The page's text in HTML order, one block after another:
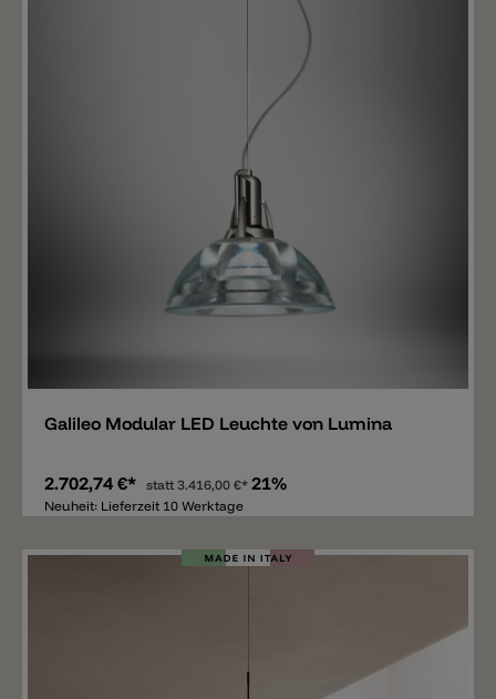
Galileo Modular LED Leuchte von Lumina
2.702,74 €* statt3.416,00 €* 21%
Neuheit: Lieferzeit 10 Werktage